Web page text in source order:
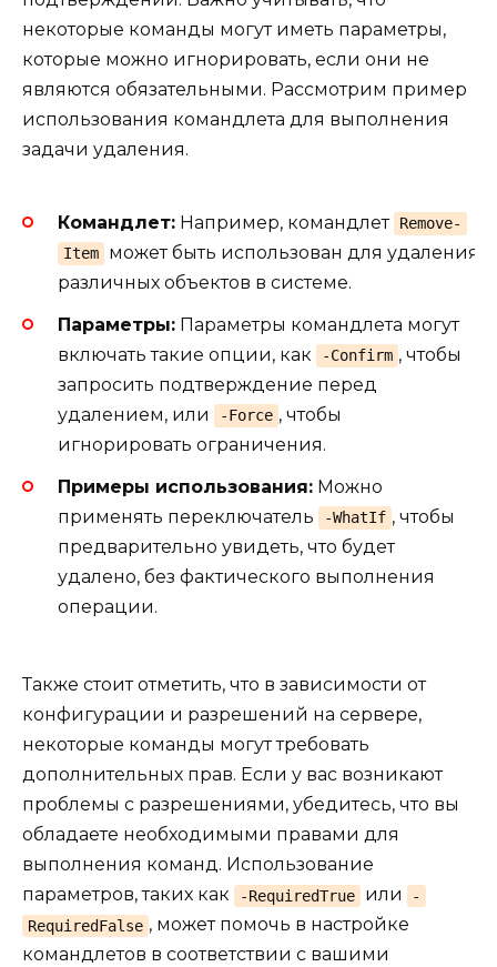
некоторые команды могут иметь параметры,
которые можно игнорировать, если они не
являются обязательными. Рассмотрим пример
использования командлета для выполнения
задачи удаления.
Командлет: Например, командлет Remove-
Item
может быть использован для удаления
различных объектов в системе.
Параметры: Параметры командлета могут
включать такие опции, как
-Confirm , чтобы
запросить подтверждение перед
удалением, или
-Force , чтобы
игнорировать ограничения.
Примеры использования: Можно
применять переключатель
-WhatIf , чтобы
предварительно увидеть, что будет
удалено, без фактического выполнения
операции.
Также стоит отметить, что в зависимости от
конфигурации и разрешений на сервере,
некоторые команды могут требовать
дополнительных прав. Если у вас возникают
проблемы с разрешениями, убедитесь, что вы
обладаете необходимыми правами для
выполнения команд. Использование
параметров, таких как
-RequiredTrue или
-
RequiredFalse , может помочь в настройке
командлетов в соответствии с вашими